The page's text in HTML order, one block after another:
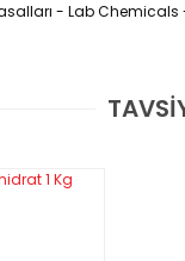
- Lab
Bu